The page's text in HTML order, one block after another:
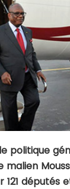
politique
malien
députés